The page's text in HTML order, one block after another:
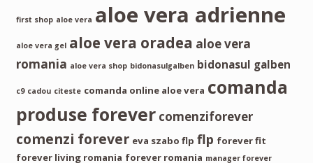
first shop aloe vera aloe vera adrienne
aloe vera gel aloe vera oradea aloe vera
romania aloe vera shop bidonasulgalben bidonasul galben
c9 cadou citeste comanda online aloe vera comanda
produse forever comenziforever
comenzi forever eva szabo flp flp forever fit
forever living romania forever romania manager forever